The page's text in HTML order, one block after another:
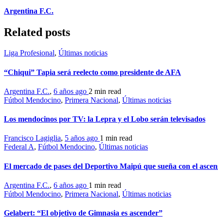
Argentina F.C.
Related posts
Liga Profesional, Últimas noticias
“Chiqui” Tapia será reelecto como presidente de AFA
Argentina F.C., 6 años ago 2 min read
Fútbol Mendocino, Primera Nacional, Últimas noticias
Los mendocinos por TV: la Lepra y el Lobo serán televisados
Francisco Lagiglia, 5 años ago 1 min read
Federal A, Fútbol Mendocino, Últimas noticias
El mercado de pases del Deportivo Maipú que sueña con el
Argentina F.C., 6 años ago 1 min read
Fútbol Mendocino, Primera Nacional, Últimas noticias
Gelabert: “El objetivo de Gimnasia es ascender”